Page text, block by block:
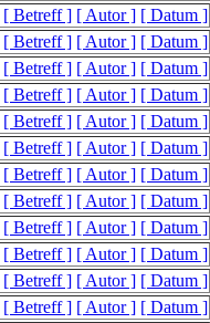
[ Betreff ] [ Autor ] [ Datum ]
[ Betreff ] [ Autor ] [ Datum ]
[ Betreff ] [ Autor ] [ Datum ]
[ Betreff ] [ Autor ] [ Datum ]
[ Betreff ] [ Autor ] [ Datum ]
[ Betreff ] [ Autor ] [ Datum ]
[ Betreff ] [ Autor ] [ Datum ]
[ Betreff ] [ Autor ] [ Datum ]
[ Betreff ] [ Autor ] [ Datum ]
[ Betreff ] [ Autor ] [ Datum ]
[ Betreff ] [ Autor ] [ Datum ]
[ Betreff ] [ Autor ] [ Datum ]